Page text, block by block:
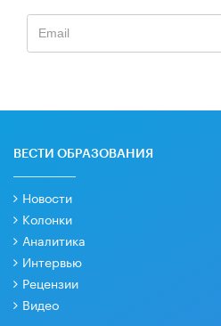
ВЕСТИ ОБРАЗОВАНИЯ
Новости
Колонки
Аналитика
Интервью
Рецензии
Видео